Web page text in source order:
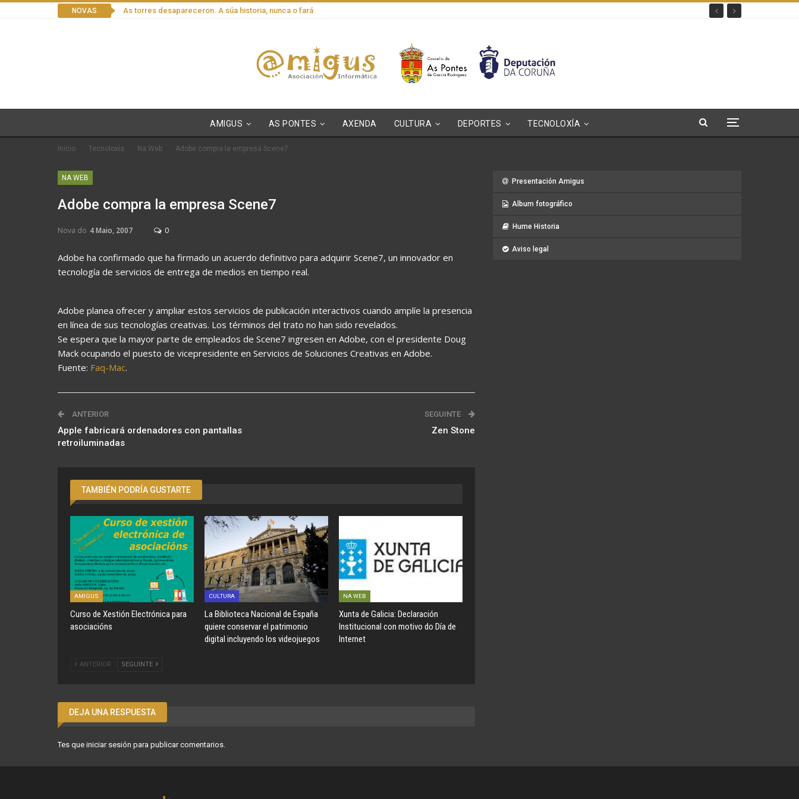
NOVAS As torres desapareceron. A súa historia, nunca o fará
AMIGUS AS PONTES AXENDA CULTURA DEPORTES TECNOLOXÍA
Inicio Tecnoloxía Na Web Adobe compra la empresa Scene7
NA WEB
Adobe compra la empresa Scene7
Nova do 4 Maio, 2007 0
Adobe ha confirmado que ha firmado un acuerdo definitivo para adquirir Scene7, un innovador en
tecnología de servicios de entrega de medios en tiempo real.
Adobe planea ofrecer y ampliar estos servicios de publicación interactivos cuando amplíe la presencia
en línea de sus tecnologías creativas. Los términos del trato no han sido revelados.
Se espera que la mayor parte de empleados de Scene7 ingresen en Adobe, con el presidente Doug
Mack ocupando el puesto de vicepresidente en Servicios de Soluciones Creativas en Adobe.
Fuente: Faq-Mac.
ANTERIOR
Apple fabricará ordenadores con pantallas
retroiluminadas
SEGUINTE
Zen Stone
TAMBIÉN PODRÍA GUSTARTE
AMIGUS
Curso de Xestión Electrónica para
asociacións
CULTURA
La Biblioteca Nacional de España
quiere conservar el patrimonio
digital incluyendo los videojuegos
NA WEB
Xunta de Galicia: Declaración
Institucional con motivo do Día de
Internet
ANTERIOR SEGUINTE
DEJA UNA RESPUESTA
Tes que iniciar sesión para publicar comentarios.
Presentación Amigus
Album fotográfico
Hume Historia
Aviso legal